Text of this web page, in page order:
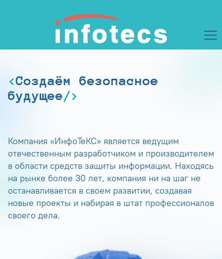
Создаём безопасное
будущее
Компания «ИнфоТеКС» является ведущим
отечественным разработчиком и производителем
в области средств защиты информации. Находясь
на рынке более 30 лет, компания ни на шаг не
останавливается в своем развитии, создавая
новые проекты и набирая в штат профессионалов
своего дела.